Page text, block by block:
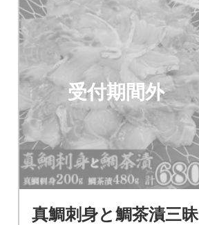
受付期間外
真鯛刺身と鯛茶漬三昧